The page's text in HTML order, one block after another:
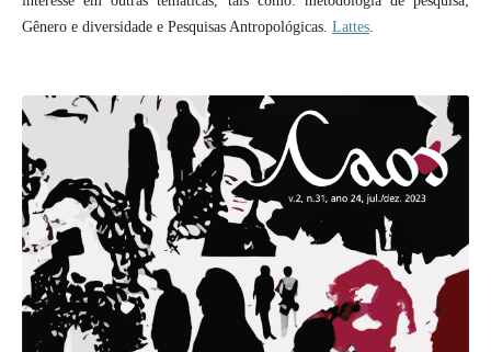
Gênero e diversidade e Pesquisas Antropológicas. Lattes.